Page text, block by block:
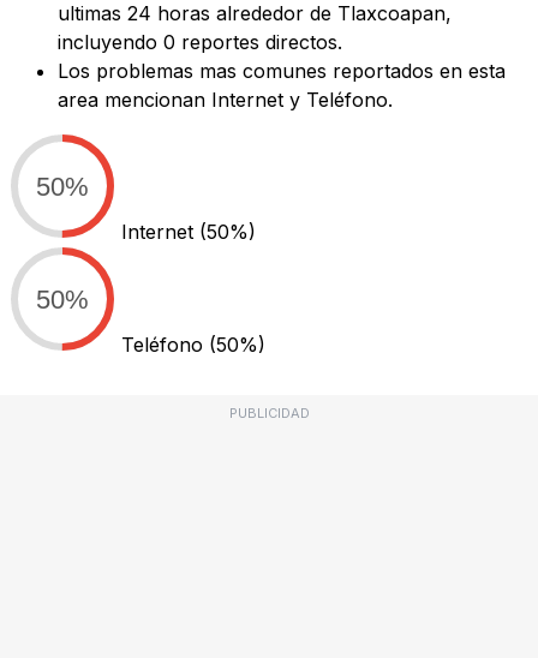
ultimas 24 horas alrededor de Tlaxcoapan,
incluyendo 0 reportes directos.
Los problemas mas comunes reportados en esta
area mencionan Internet y Teléfono.
50%
Internet (50%)
50%
Teléfono (50%)
PUBLICIDAD